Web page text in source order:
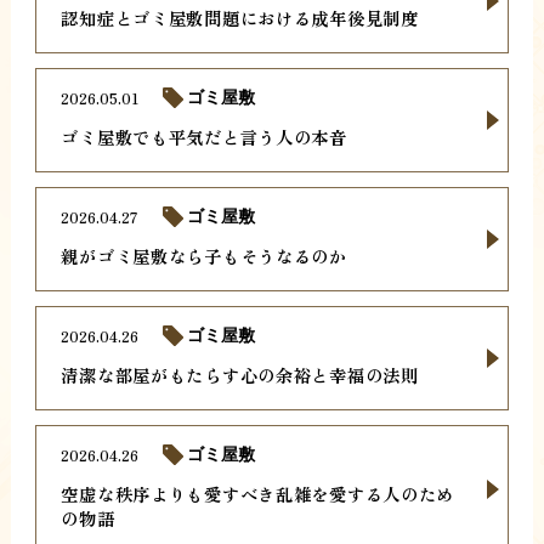
認知症とゴミ屋敷問題における成年後見制度
ゴミ屋敷でも平気だと言う人の本音
2026.05.01 ゴミ屋敷
親がゴミ屋敷なら子もそうなるのか
2026.04.27 ゴミ屋敷
清潔な部屋がもたらす心の余裕と幸福の法則
2026.04.26 ゴミ屋敷
空虚な秩序よりも愛すべき乱雑を愛する人のため
の物語
2026.04.26 ゴミ屋敷